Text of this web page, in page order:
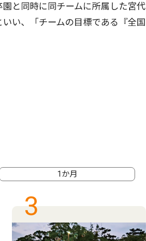
と同時に同チームに所属した宮代
い、「チームの目標である『全国
1か月
3